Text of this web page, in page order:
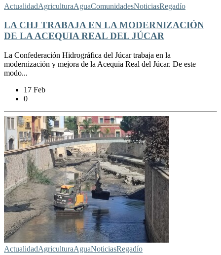
ActualidadAgriculturaAguaComunidadesNoticiasRegadío
LA CHJ TRABAJA EN LA MODERNIZACIÓN
DE LA ACEQUIA REAL DEL JÚCAR
La Confederación Hidrográfica del Júcar trabaja en la
modernización y mejora de la Acequia Real del Júcar. De este
modo...
17 Feb
0
ActualidadAgriculturaAguaNoticiasRegadío